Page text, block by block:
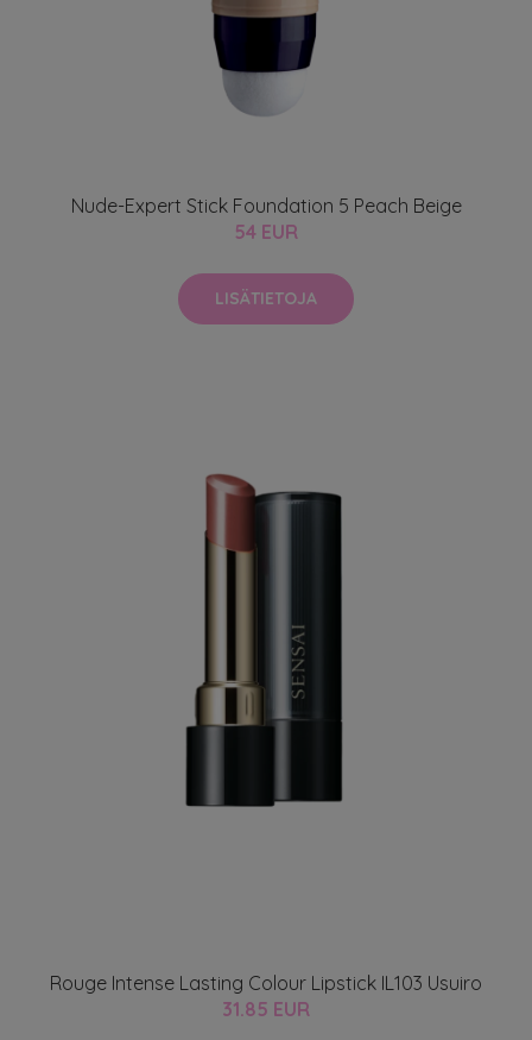
Nude-Expert Stick Foundation 5 Peach Beige
54 EUR
LISÄTIETOJA
Rouge Intense Lasting Colour Lipstick IL103 Usuiro
31.85 EUR